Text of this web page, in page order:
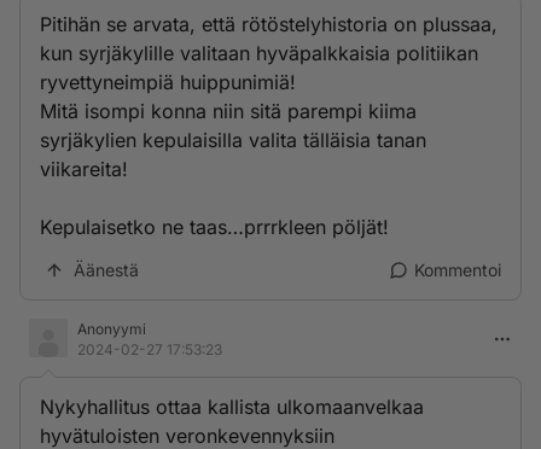
Pitihän se arvata, että rötöstelyhistoria on plussaa,
kun syrjäkylille valitaan hyväpalkkaisia politiikan
ryvettyneimpiä huippunimiä!
Mitä isompi konna niin sitä parempi kiima
syrjäkylien kepulaisilla valita tälläisia tanan
viikareita!
Kepulaisetko ne taas…prrrkleen pöljät!
Äänestä Kommentoi
Anonyymi
2024-02-27 17:53:23
Nykyhallitus ottaa kallista ulkomaanvelkaa
hyvätuloisten veronkevennyksiin